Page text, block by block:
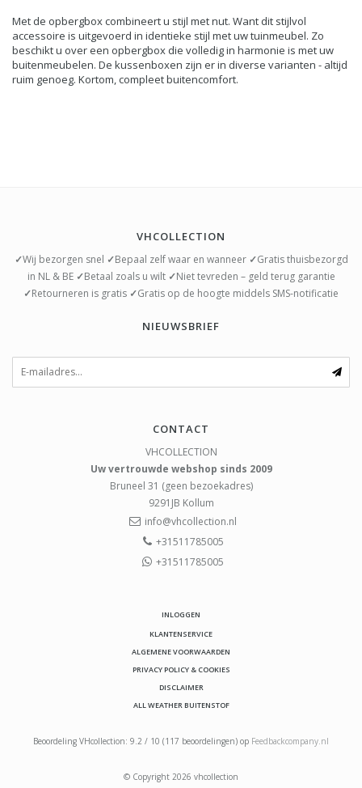
Met de opbergbox combineert u stijl met nut. Want dit stijlvol
accessoire is uitgevoerd in identieke stijl met uw tuinmeubel. Zo
beschikt u over een opbergbox die volledig in harmonie is met uw
buitenmeubelen. De kussenboxen zijn er in diverse varianten - altijd
ruim genoeg. Kortom, compleet buitencomfort.
VHCOLLECTION
✓Wij bezorgen snel ✓Bepaal zelf waar en wanneer ✓Gratis thuisbezorgd
in NL & BE ✓Betaal zoals u wilt ✓Niet tevreden – geld terug garantie
✓Retourneren is gratis ✓Gratis op de hoogte middels SMS-notificatie
NIEUWSBRIEF
CONTACT
VHCOLLECTION
Uw vertrouwde webshop sinds 2009
Bruneel 31 (geen bezoekadres)
9291JB Kollum
info@vhcollection.nl
+31511785005
+31511785005
INLOGGEN
KLANTENSERVICE
ALGEMENE VOORWAARDEN
PRIVACY POLICY & COOKIES
DISCLAIMER
ALL WEATHER BUITENSTOF
Beoordeling VHcollection: 9.2 / 10 (117 beoordelingen) op Feedbackcompany.nl
© Copyright 2026 vhcollection